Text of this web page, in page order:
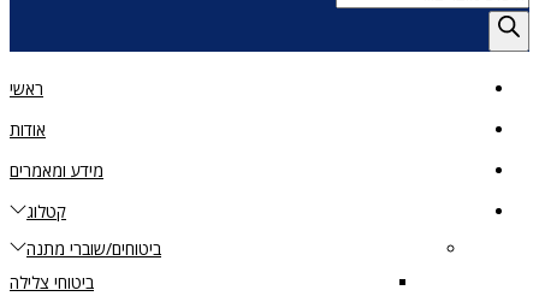
search
ראשי
אודות
מידע ומאמרים
קטלוג
ביטוחים/שוברי מתנה
ביטוחי צלילה